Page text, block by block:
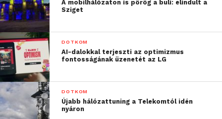
A mobilhálózaton is pörög a buli: elindult a
Sziget
DOTKOM
AI-dalokkal terjeszti az optimizmus
fontosságának üzenetét az LG
DOTKOM
Újabb hálózattuning a Telekomtól idén
nyáron